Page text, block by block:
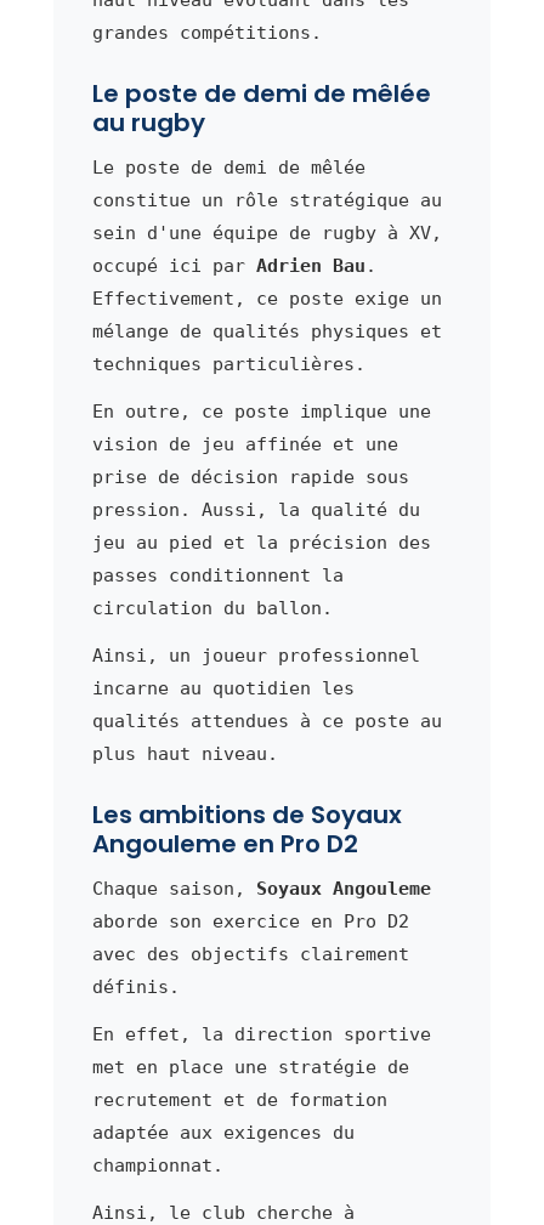
grandes compétitions.
Le poste de demi de mêlée
au rugby
Le poste de demi de mêlée
constitue un rôle stratégique au
sein d'une équipe de rugby à XV,
occupé ici par Adrien Bau .
Effectivement, ce poste exige un
mélange de qualités physiques et
techniques particulières.
En outre, ce poste implique une
vision de jeu affinée et une
prise de décision rapide sous
pression. Aussi, la qualité du
jeu au pied et la précision des
passes conditionnent la
circulation du ballon.
Ainsi, un joueur professionnel
incarne au quotidien les
qualités attendues à ce poste au
plus haut niveau.
Les ambitions de Soyaux
Angouleme en Pro D2
Chaque saison, Soyaux Angouleme
aborde son exercice en Pro D2
avec des objectifs clairement
définis.
En effet, la direction sportive
met en place une stratégie de
recrutement et de formation
adaptée aux exigences du
championnat.
Ainsi, le club cherche à